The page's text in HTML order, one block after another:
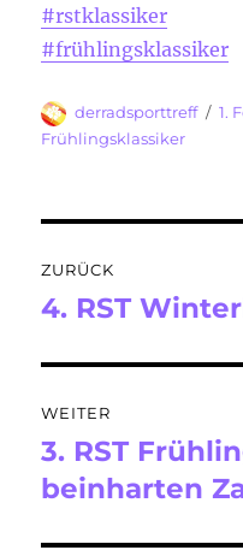
#rstklassiker
#frühlingsklassiker
Autor
derradsporttreff 1.
Frühlingsklassiker
ZURÜCK
Vorheriger
4. RST
WEITER
Nächster
Beitrag:
3. RST
beinharten